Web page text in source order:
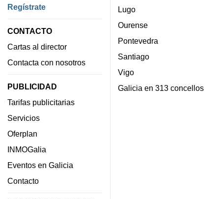
Regístrate
CONTACTO
Cartas al director
Contacta con nosotros
PUBLICIDAD
Tarifas publicitarias
Servicios
Oferplan
INMOGalia
Eventos en Galicia
Contacto
Lugo
Ourense
Pontevedra
Santiago
Vigo
Galicia en 313 concellos